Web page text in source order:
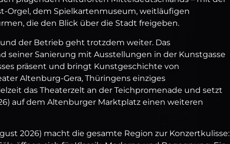
dem Spielkartenmuseum, weitläufigen
die den Blick über die Stadt freigeben.
der Betrieb geht trotzdem weiter. Das
seiner Sanierung mit Ausstellungen in der Kunstgasse
präsent und bringt Kunstgeschichte von
Altenburg‑Gera, Thüringens einziges
das Theaterzelt an der Teichpromenade und setzt
auf dem Altenburger Marktplatz einen weiteren
2026) macht die gesamte Region zur Konzertkulisse: